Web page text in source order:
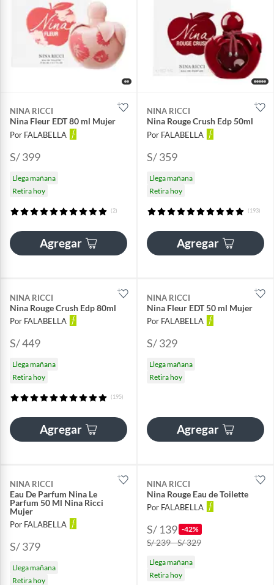
NINA RICCI
Nina Fleur EDT 80 ml Mujer
Por FALABELLA
S/ 399
Llega mañana
Retira hoy
(2)
Agregar
NINA RICCI
Nina Rouge Crush Edp 50ml
Por FALABELLA
S/ 359
Llega mañana
Retira hoy
(193)
Agregar
NINA RICCI
Nina Rouge Crush Edp 80ml
Por FALABELLA
S/ 449
Llega mañana
Retira hoy
(195)
Agregar
NINA RICCI
Nina Fleur EDT 50 ml Mujer
Por FALABELLA
S/ 329
Llega mañana
Retira hoy
Agregar
NINA RICCI
Eau De Parfum Nina Le
Parfum 50 Ml Nina Ricci
Mujer
Por FALABELLA
S/ 379
Llega mañana
Retira hoy
NINA RICCI
Nina Rouge Eau de Toilette
Por FALABELLA
S/ 139 -42%
S/ 239 - S/ 329
Llega mañana
Retira hoy